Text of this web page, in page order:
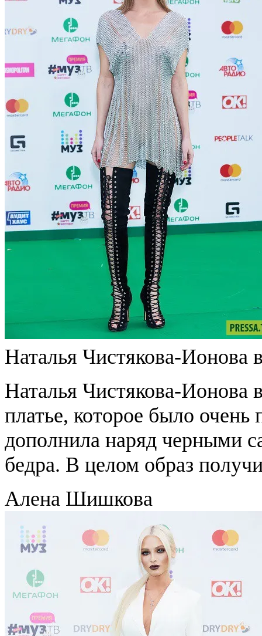
Наталья Чистякова-Ионова
Наталья Чистякова-Ионова
платье, которое было очень
дополнила наряд черными
бедра. В целом образ
Алена Шишкова